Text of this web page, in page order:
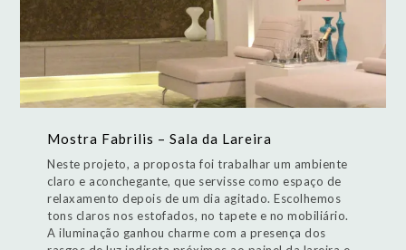
Mostra Fabrilis – Sala da Lareira
Neste projeto, a proposta foi trabalhar um ambiente
claro e aconchegante, que servisse como espaço de
relaxamento depois de um dia agitado. Escolhemos
tons claros nos estofados, no tapete e no mobiliário.
A iluminação ganhou charme com a presença dos